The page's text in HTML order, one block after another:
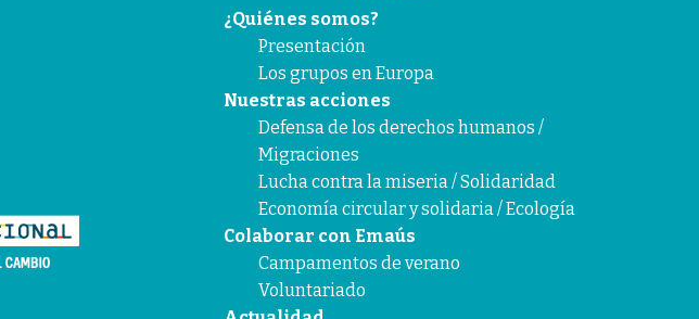
¿Quiénes somos?
Presentación
Los grupos en Europa
Nuestras acciones
Defensa de los derechos humanos /
Migraciones
Lucha contra la miseria / Solidaridad
Economía circular y solidaria / Ecología
Colaborar con Emaús
Campamentos de verano
Voluntariado